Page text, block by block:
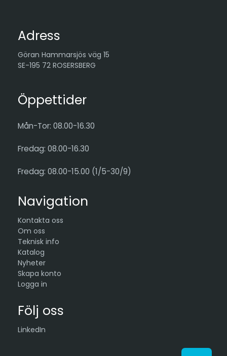
Adress
Göran Hammarsjös väg 15
SE-195 72 ROSERSBERG
Öppettider
Mån-Tor: 08.00-16.30
Fredag: 08.00-16.30
Fredag: 08.00-15.00 (1/5-30/9)
Navigation
Kontakta oss
Om oss
Teknisk info
Katalog
Nyheter
Skapa konto
Logga in
Följ oss
LinkedIn